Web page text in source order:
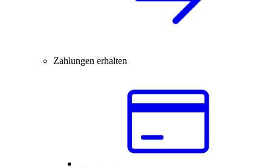
Zahlungen erhalten